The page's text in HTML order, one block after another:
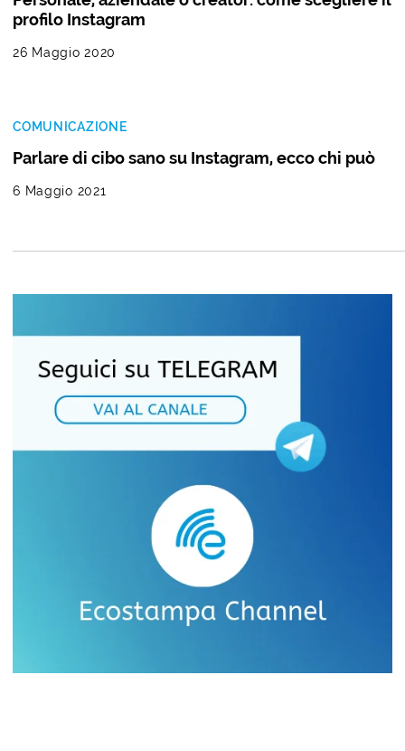
profilo Instagram
26 Maggio 2020
COMUNICAZIONE
Parlare di cibo sano su Instagram, ecco chi può
6 Maggio 2021